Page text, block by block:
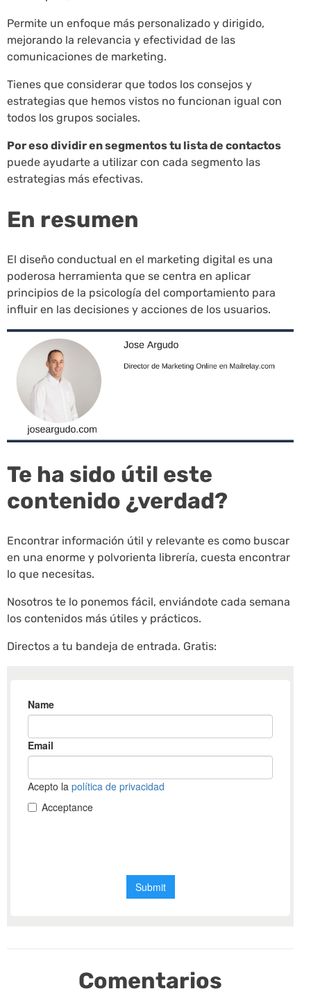
Permite un enfoque más personalizado y dirigido,
mejorando la relevancia y efectividad de las
comunicaciones de marketing.
Tienes que considerar que todos los consejos y
estrategias que hemos vistos no funcionan igual con
todos los grupos sociales.
Por eso dividir en segmentos tu lista de contactos
puede ayudarte a utilizar con cada segmento las
estrategias más efectivas.
En resumen
El diseño conductual en el marketing digital es una
poderosa herramienta que se centra en aplicar
principios de la psicología del comportamiento para
influir en las decisiones y acciones de los usuarios.
Te ha sido útil este
contenido ¿verdad?
Encontrar información útil y relevante es como buscar
en una enorme y polvorienta librería, cuesta encontrar
lo que necesitas.
Nosotros te lo ponemos fácil, enviándote cada semana
los contenidos más útiles y prácticos.
Directos a tu bandeja de entrada. Gratis:
Comentarios